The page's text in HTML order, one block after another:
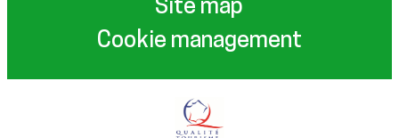
Site map
Cookie management